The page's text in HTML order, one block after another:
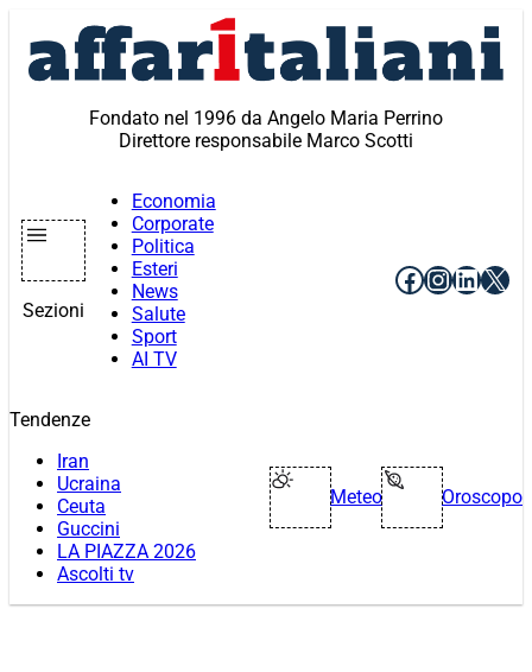
contenuto
Fondato nel 1996 da Angelo Maria Perrino
Direttore responsabile Marco Scotti
Sezioni
Economia
Corporate
Politica
Esteri
News
Salute
Sport
AI TV
Facebook
X
Tendenze
Iran
Ucraina
Ceuta
Guccini
LA PIAZZA 2026
Ascolti tv
Meteo Oroscopo